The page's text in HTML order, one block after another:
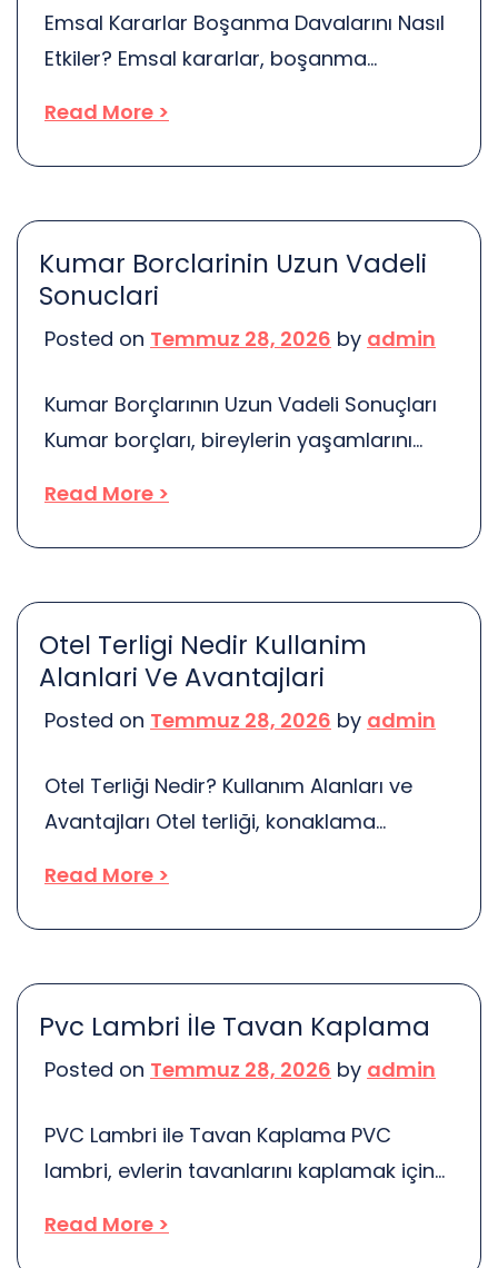
Emsal Kararlar Boşanma Davalarını Nasıl
Etkiler? Emsal kararlar, boşanma
kararlar ne anlama geliyor? Emsal
kararlar, daha önceki davalarda alınmış
mahkemelere rehberlik eder. Yani, bir
mahkeme, daha önceki bir davada
alınan kararı dikkate alarak yeni bir karar
Read More >
Kumar Borclarinin Uzun Vadeli
Sonuclari
Posted on Temmuz 28, 2026 by admin
Kumar Borçlarının Uzun Vadeli Sonuçları
Kumar borçları, bireylerin yaşamlarını
sadece maddi kayıplara yol açmakla
kalmaz, aynı zamanda bireylerin
hayatınız varken, şimdi borçlarınız
yüzünden huzursuz ve kaygılı bir yaşam
sürüyorsunuz. Bu durum, yalnızca sizi
Aile […]
Read More >
Otel Terligi Nedir Kullanim
Alanlari Ve Avantajlari
Posted on Temmuz 28, 2026 by admin
Otel Terliği Nedir? Kullanım Alanları ve
Avantajları Otel terliği, konaklama
ve pratik bir ayakkabı türüdür. Genellikle
yumuşak malzemelerden üretilen bu
konfor mu? Elbette ki hayır! Otel terlikleri,
hijyen, rahatlık ve şıklık gibi birçok avantaj
ve tek […]
Read More >
Pvc Lambri İle Tavan Kaplama
Posted on Temmuz 28, 2026 by admin
PVC Lambri ile Tavan Kaplama PVC
lambri, evlerin tavanlarını kaplamak için
sunar. Bu malzeme, hafifliği ve
Read More >